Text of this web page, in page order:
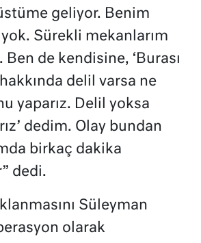
geliyor. Benim
Sürekli mekanlarım
Ben de kendisine, ‘Burası
delil varsa ne
yaparız. Delil yoksa
dedim. Olay bundan
birkaç dakika
dedi.
Süleyman
olarak